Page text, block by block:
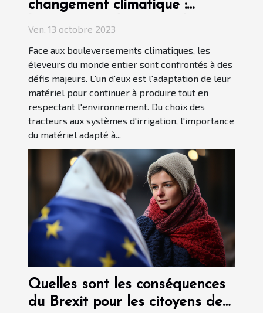
changement climatique :
l'importance du matériel
Ven. 13 octobre 2023
Face aux bouleversements climatiques, les
éleveurs du monde entier sont confrontés à des
défis majeurs. L'un d'eux est l'adaptation de leur
matériel pour continuer à produire tout en
respectant l'environnement. Du choix des
tracteurs aux systèmes d'irrigation, l'importance
du matériel adapté à...
Quelles sont les conséquences
du Brexit pour les citoyens de